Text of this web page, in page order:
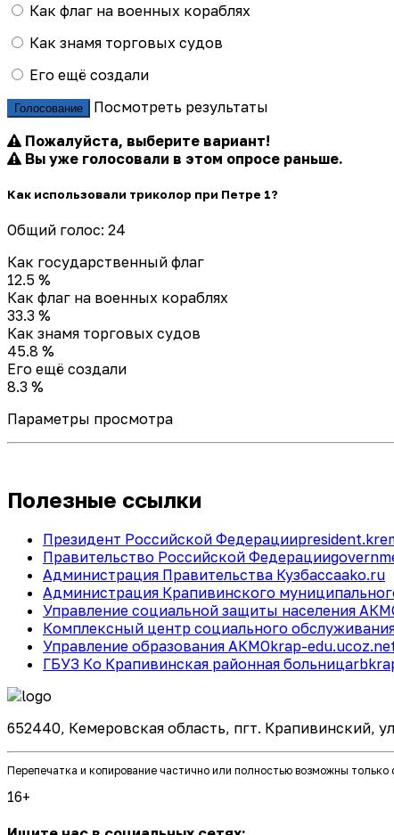
Как флаг на военных кораблях
Как знамя торговых судов
Его ещё создали
Голосование
Посмотреть результаты
Пожалуйста, выберите вариант!
Вы уже голосовали в этом опросе раньше.
Как использовали триколор при Петре 1?
Общий голос: 24
Как государственный флаг
12.5 %
Как флаг на военных кораблях
33.3 %
Как знамя торговых судов
45.8 %
Его ещё создали
8.3 %
Параметры просмотра
Полезные ссылки
Президент Российской Федерации
Правительство Российской Федерации
Администрация Правительства Кузбассаako.ru
Администрация Крапивинского
Управление социальной защиты населения
Комплексный центр социального
Управление образования АКМОkrap-
ГБУЗ Ко Крапивинская районная больница
652440, Кемеровская область, пгт. Крапивинский,
Перепечатка и копирование частично или полностью возможны только
16+